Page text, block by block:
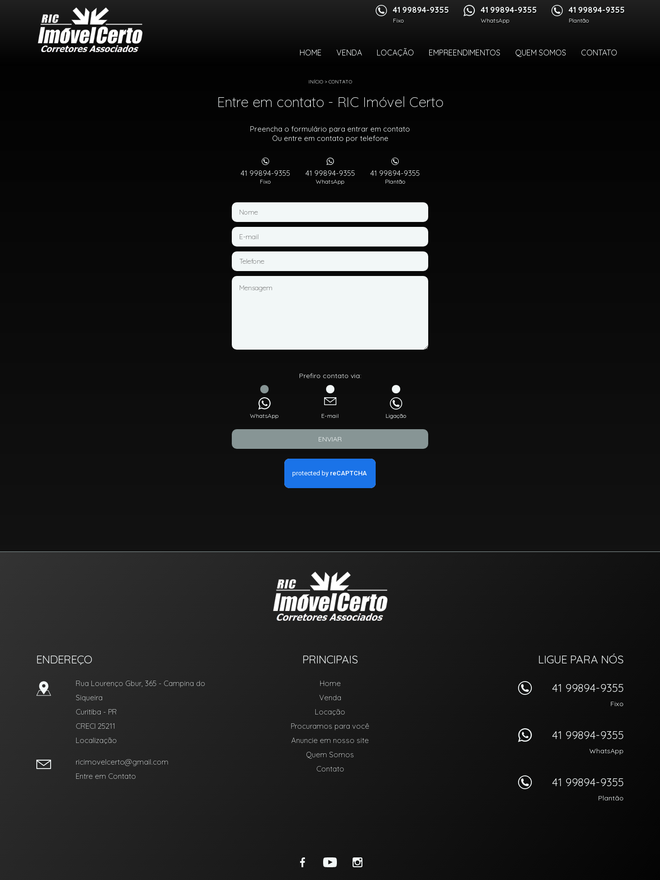
41 99894-9355
Fixo
41 99894-9355
WhatsApp
41 99894-9355
Plantão
HOME VENDA LOCAÇÃO EMPREENDIMENTOS QUEM SOMOS CONTATO
INÍCIO> CONTATO
Entre em contato - RIC Imóvel Certo
Preencha o formulário para entrar em contato
Ou entre em contato por telefone
41 99894-9355
Fixo
41 99894-9355
WhatsApp
41 99894-9355
Plantão
Prefiro contato via:
WhatsApp E-mail Ligação
ENVIAR
ENDEREÇO
Rua Lourenço Gbur, 365 - Campina do
Siqueira
Curitiba - PR
CRECI 25211
Localização
ricimovelcerto@gmail.com
Entre em Contato
PRINCIPAIS
Home
Venda
Locação
Procuramos para você
Anuncie em nosso site
Quem Somos
Contato
LIGUE PARA NÓS
41 99894-9355
Fixo
41 99894-9355
WhatsApp
41 99894-9355
Plantão